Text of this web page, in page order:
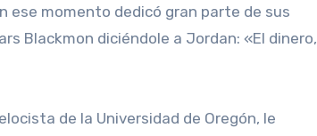
ese momento dedicó gran parte de sus
Blackmon diciéndole a Jordan: «El dinero,
de la Universidad de Oregón, le